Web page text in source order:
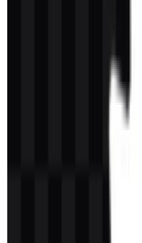
Logo Rust Language
berwarna hitam
terkait dengan
fokus Rust pada
Huruf di dalamnya
ini bersifat simbolis
ditujukan bagi
Sebagai logo Rust
bukan dekoratif. Gaya
dokumentasi,
identitasnya ringkas
untuk kebutuhan